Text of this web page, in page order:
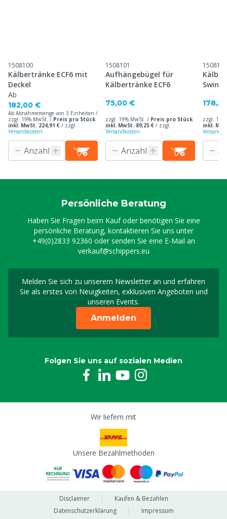
1508100
Kälbertränke ECF6 mit
Deckel
Ab
182,00 €
Ab Abnahmemenge von 3 Einheiten /
zzgl. 19% MwSt. / Preis pro Stück
inkl. MwSt. 224,91 € / zzgl.
Versandkosten
1508101
Aufhängebügel für
Kälbertränke ECF6
75,00 €
zzgl. 19% MwSt. / Preis pro Stück
inkl. MwSt. 89,25 € / zzgl.
Versandkosten
1508106
zzgl.
inkl.
Persönliche Beratung
Haben Sie Fragen beim Kauf oder benötigen Sie eine
persönliche Beratung, kontaktieren Sie uns unter
+49(0)2833 92360 oder senden Sie eine E-Mail an
verkauf@schippers.eu
Melden Sie sich zu unserem Newsletter an und erfahren
Sie als erstes von Neuigkeiten, exklusiven Angeboten und
unseren Events.
Melden Sie sich für
Anmelden
Folgen Sie uns auf sozialen Medien
Wir liefern mit
Unsere Bezahlmethoden
Disclaimer
Kaufen & Bezahlen
Datenschutzerklärung
Impressum